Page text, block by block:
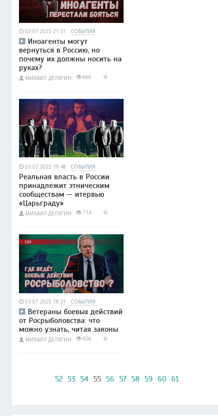
03.07.2025 21:31 СОБЫТИЯ
Иноагенты могут
вернуться в Россию, но
почему их должны носить на
руках?
МИХАИЛ ДЕЛЯГИН 666
03.07.2025 19:48 СОБЫТИЯ
Реальная власть в России
принадлежит этническим
сообществам — итервью
«Царьграду»
МИХАИЛ ДЕЛЯГИН 714
03.07.2025 18:31 СОБЫТИЯ
Ветераны боевых действий
от Росрыболовства: что
можно узнать, читая законы
МИХАИЛ ДЕЛЯГИН 606
52 53 54 55 56 57 58 59 60 61